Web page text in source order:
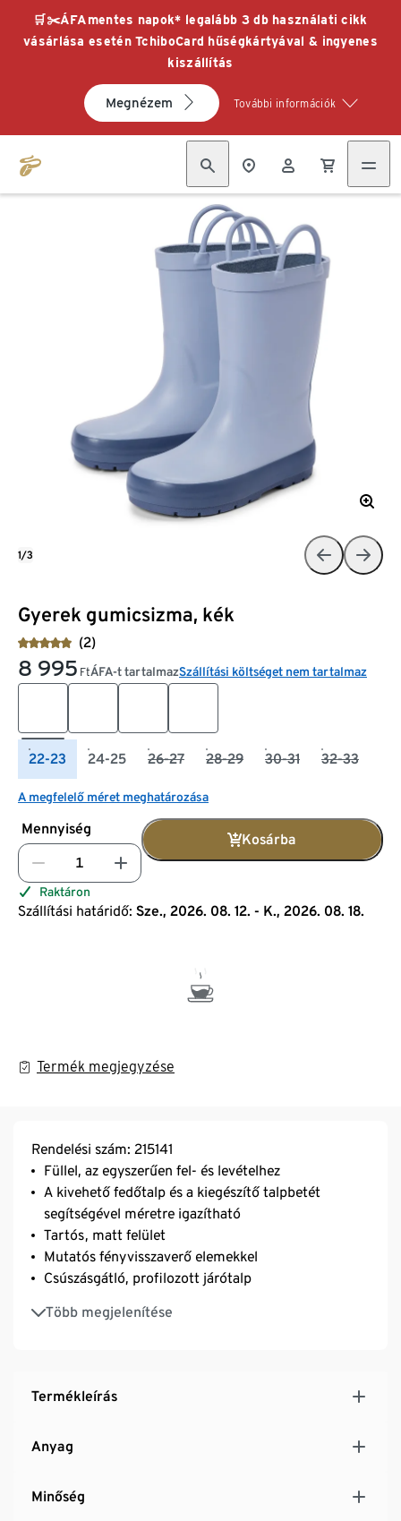
🛒✂️ÁFAmentes napok* legalább 3 db használati cikk
vásárlása esetén TchiboCard hűségkártyával & ingyenes
kiszállítás
Megnézem További információk
Gyerek gumicsizma, kék
(2)
8 995 FtÁFA-t tartalmazSzállítási költséget nem tartalmaz
22-23 24-25 26-27 28-29 30-31 32-33
A megfelelő méret meghatározása
Mennyiség
Kosárba
Raktáron
Szállítási határidő: Sze., 2026. 08. 12. - K., 2026. 08. 18.
Termék megjegyzése
1/3
Rendelési szám: 215141
Füllel, az egyszerűen fel- és levételhez
A kivehető fedőtalp és a kiegészítő talpbetét
segítségével méretre igazítható
Tartós, matt felület
Mutatós fényvisszaverő elemekkel
Csúszásgátló, profilozott járótalp
Több megjelenítése
Vízálló
Termékleírás
Anyag
Minőség